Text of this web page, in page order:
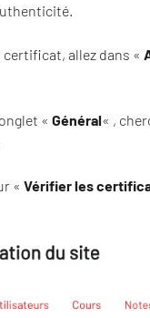
allez dans «
« Général« ,
« Vérifier les